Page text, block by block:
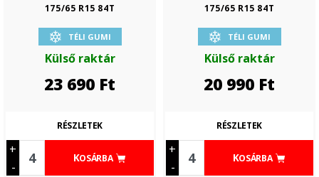
175/65 R15 84T
TÉLI GUMI
Külső raktár
23 690 Ft
+
-
KOSÁRBA
RÉSZLETEK
175/65 R15 84T
TÉLI GUMI
Külső raktár
20 990 Ft
+
-
KOSÁRBA
RÉSZLETEK